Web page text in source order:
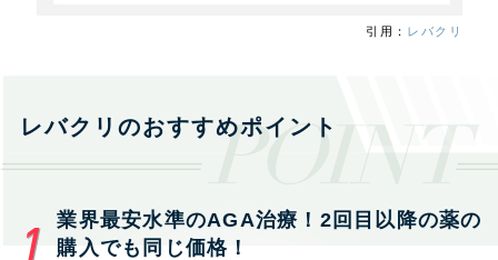
引用： レバクリ
レバクリのおすすめポイント
業界最安水準のAGA治療！2回目以降の薬の
購入でも同じ価格！